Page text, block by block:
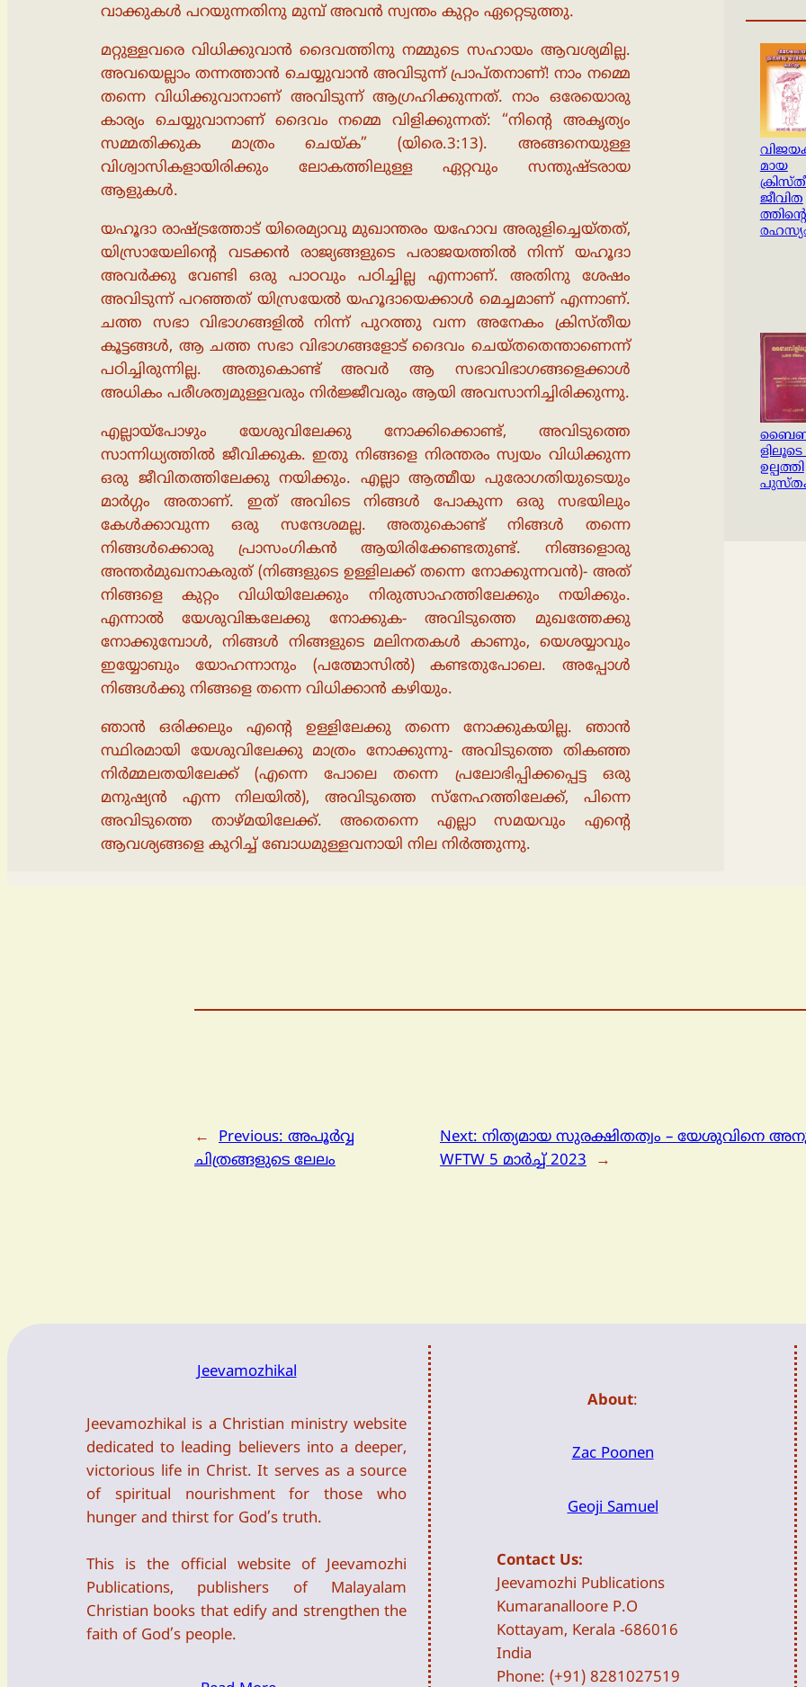
വാക്കുകൾ പറയുന്നതിനു മുമ്പ് അവൻ സ്വന്തം കുറ്റം ഏറ്റെടുത്തു.
മറ്റുള്ളവരെ വിധിക്കുവാൻ ദൈവത്തിനു നമ്മുടെ സഹായം ആവശ്യമില്ല.
അവയെല്ലാം തന്നത്താൻ ചെയ്യുവാൻ അവിടുന്ന് പ്രാപ്തനാണ്! നാം നമ്മെ
തന്നെ വിധിക്കുവാനാണ് അവിടുന്ന് ആഗ്രഹിക്കുന്നത്. നാം ഒരേയൊരു
കാര്യം ചെയ്യുവാനാണ് ദൈവം നമ്മെ വിളിക്കുന്നത്: “നിൻ്റെ അകൃത്യം
സമ്മതിക്കുക മാത്രം ചെയ്ക” (യിരെ.3:13). അങ്ങനെയുള്ള
വിശ്വാസികളായിരിക്കും ലോകത്തിലുള്ള ഏറ്റവും സന്തുഷ്ടരായ
ആളുകൾ.
യഹൂദാ രാഷ്ട്രത്തോട് യിരെമ്യാവു മുഖാന്തരം യഹോവ അരുളിച്ചെയ്തത്,
യിസ്രായേലിൻ്റെ വടക്കൻ രാജ്യങ്ങളുടെ പരാജയത്തിൽ നിന്ന് യഹൂദാ
അവർക്കു വേണ്ടി ഒരു പാഠവും പഠിച്ചില്ല എന്നാണ്. അതിനു ശേഷം
അവിടുന്ന് പറഞ്ഞത് യിസ്രയേൽ യഹൂദായെക്കാൾ മെച്ചമാണ് എന്നാണ്.
ചത്ത സഭാ വിഭാഗങ്ങളിൽ നിന്ന് പുറത്തു വന്ന അനേകം ക്രിസ്തീയ
കൂട്ടങ്ങൾ, ആ ചത്ത സഭാ വിഭാഗങ്ങളോട് ദൈവം ചെയ്തതെന്താണെന്ന്
പഠിച്ചിരുന്നില്ല. അതുകൊണ്ട് അവർ ആ സഭാവിഭാഗങ്ങളെക്കാൾ
അധികം പരീശത്വമുള്ളവരും നിർജ്ജീവരും ആയി അവസാനിച്ചിരിക്കുന്നു.
എല്ലായ്പോഴും യേശുവിലേക്കു നോക്കിക്കൊണ്ട്, അവിടുത്തെ
സാന്നിധ്യത്തിൽ ജീവിക്കുക. ഇതു നിങ്ങളെ നിരന്തരം സ്വയം വിധിക്കുന്ന
ഒരു ജീവിതത്തിലേക്കു നയിക്കും. എല്ലാ ആത്മീയ പുരോഗതിയുടെയും
മാർഗ്ഗം അതാണ്. ഇത് അവിടെ നിങ്ങൾ പോകുന്ന ഒരു സഭയിലും
കേൾക്കാവുന്ന ഒരു സന്ദേശമല്ല. അതുകൊണ്ട് നിങ്ങൾ തന്നെ
നിങ്ങൾക്കൊരു പ്രാസംഗികൻ ആയിരിക്കേണ്ടതുണ്ട്. നിങ്ങളൊരു
അന്തർമുഖനാകരുത് (നിങ്ങളുടെ ഉള്ളിലക്ക് തന്നെ നോക്കുന്നവൻ)- അത്
നിങ്ങളെ കുറ്റം വിധിയിലേക്കും നിരുത്സാഹത്തിലേക്കും നയിക്കും.
എന്നാൽ യേശുവിങ്കലേക്കു നോക്കുക- അവിടുത്തെ മുഖത്തേക്കു
നോക്കുമ്പോൾ, നിങ്ങൾ നിങ്ങളുടെ മലിനതകൾ കാണും, യെശയ്യാവും
ഇയ്യോബും യോഹന്നാനും (പത്മോസിൽ) കണ്ടതുപോലെ. അപ്പോൾ
നിങ്ങൾക്കു നിങ്ങളെ തന്നെ വിധിക്കാൻ കഴിയും.
ഞാൻ ഒരിക്കലും എൻ്റെ ഉള്ളിലേക്കു തന്നെ നോക്കുകയില്ല. ഞാൻ
സ്ഥിരമായി യേശുവിലേക്കു മാത്രം നോക്കുന്നു- അവിടുത്തെ തികഞ്ഞ
നിർമ്മലതയിലേക്ക് (എന്നെ പോലെ തന്നെ പ്രലോഭിപ്പിക്കപ്പെട്ട ഒരു
മനുഷ്യൻ എന്ന നിലയിൽ), അവിടുത്തെ സ്നേഹത്തിലേക്ക്, പിന്നെ
അവിടുത്തെ താഴ്മയിലേക്ക്. അതെന്നെ എല്ലാ സമയവും എൻ്റെ
ആവശ്യങ്ങളെ കുറിച്ച് ബോധമുള്ളവനായി നില നിർത്തുന്നു.
മായ
ജീവിത
ത്തിന്റെ
ളിലൂടെ
ഉല്പത്തി
← Previous: അപൂര്‍വ്വ
ചിത്രങ്ങളുടെ ലേലം
Next: നിത്യമായ സുരക്ഷിതത്വം – യേശുവിനെ
WFTW 5 മാർച്ച് 2023
→
Jeevamozhikal
Jeevamozhikal is a Christian ministry website
dedicated to leading believers into a deeper,
victorious life in Christ. It serves as a source
of spiritual nourishment for those who
hunger and thirst for God’s truth.
This is the official website of Jeevamozhi
Publications, publishers of Malayalam
Christian books that edify and strengthen the
faith of God’s people.
About:
Zac Poonen
Geoji Samuel
Contact Us:
Jeevamozhi Publications
Kumaranalloore P.O
Kottayam, Kerala -686016
India
Phone: (+91) 8281027519